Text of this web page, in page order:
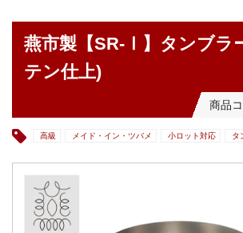
燕市製【SR-Ⅰ】タンブラ
テン仕上)
商品
高級 メイド・イン・ツバメ 小ロット対応 タ